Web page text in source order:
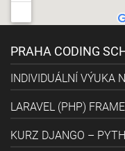
PRAHA CODING
INDIVIDUÁLNÍ VÝUKA
LARAVEL (PHP)
KURZ DJANGO –